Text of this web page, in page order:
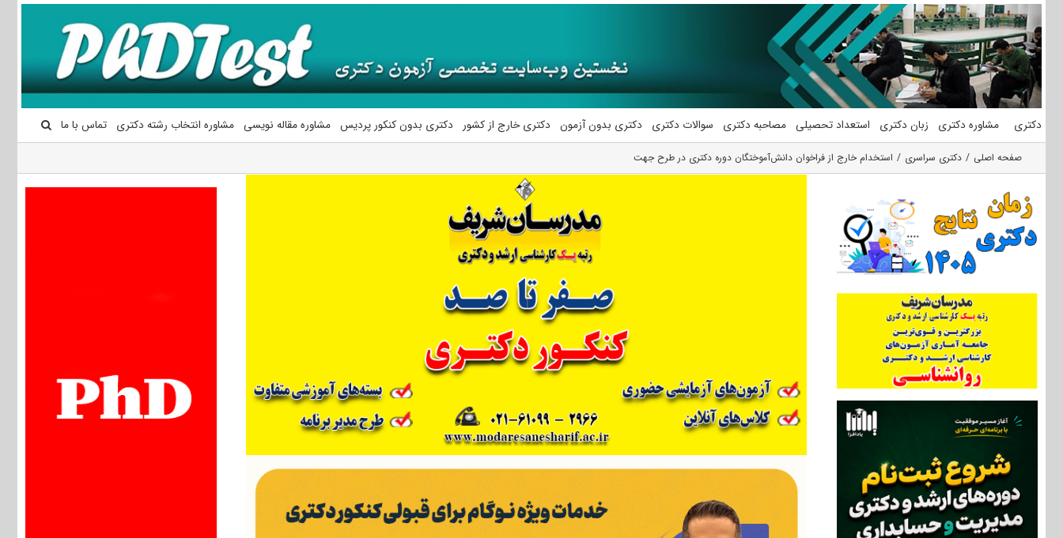
محتوا
دکتری مشاوره دکتری زبان دکتری استعداد تحصیلی مصاحبه دکتری سوالات دکتری دکتری بدون آزمون دکتری خارج از کشور دکتری بدون کنکور پردیس مشاوره مقاله نویسی مشاوره انتخاب رشته دکتری تماس با ما
صفحه اصلی دکتری سراسری استخدام خارج از فراخوان دانش‌آموختگان دوره دکتری در طرح جهت